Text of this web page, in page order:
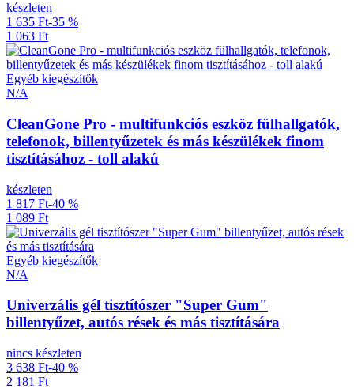
készleten
1 635 Ft-35 %
1 063 Ft
Egyéb kiegészítők
N/A
CleanGone Pro - multifunkciós eszköz fülhallgatók,
telefonok, billentyűzetek és más készülékek finom
tisztításához - toll alakú
készleten
1 817 Ft-40 %
1 089 Ft
Egyéb kiegészítők
N/A
Univerzális gél tisztítószer "Super Gum"
billentyűzet, autós rések és más tisztítására
nincs készleten
3 638 Ft-40 %
2 181 Ft